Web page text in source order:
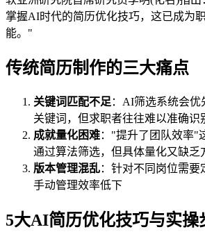
掌握AI时代的简历优化技巧，这已成为
能。"
传统简历制作的三大痛点
关键词匹配不足 ：AI筛选系统会优
关键词，但求职者往往难以准确识
成就量化困难："提升了团队效率"
通过算法筛选，但具体量化又缺乏
版本管理混乱：针对不同岗位需要
手动管理效率低下
5大AI简历优化技巧与实操